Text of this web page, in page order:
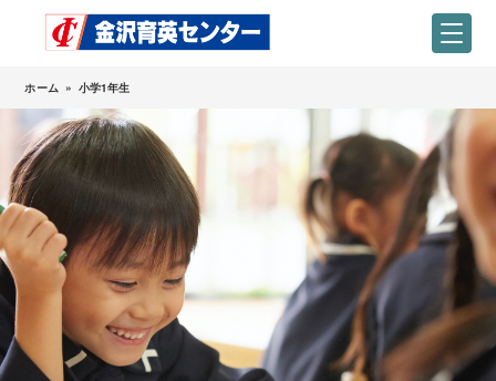
ホーム » 小学1年生